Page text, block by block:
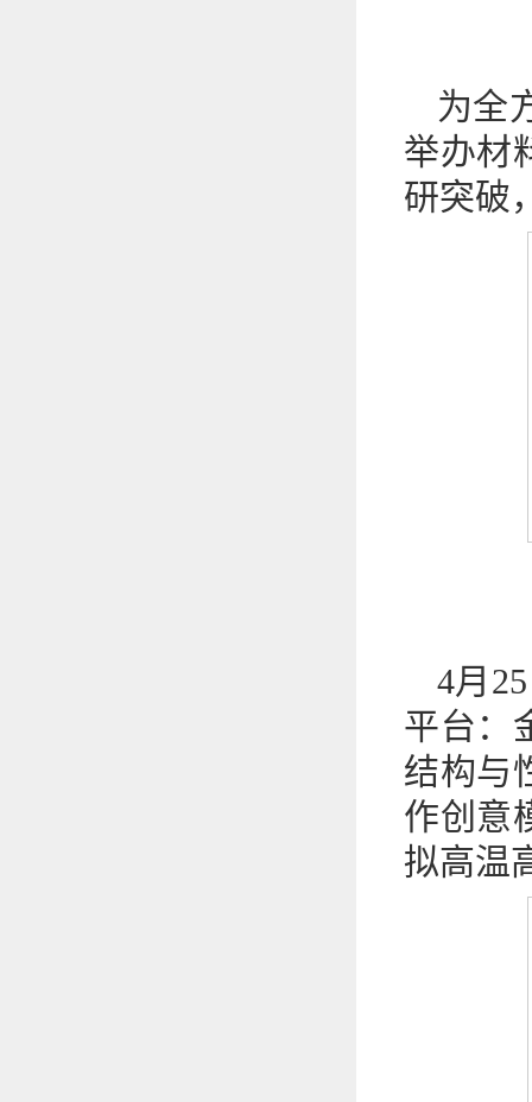
为全
举办材
研突破
4月
平台：
结构与
作创意
拟高温